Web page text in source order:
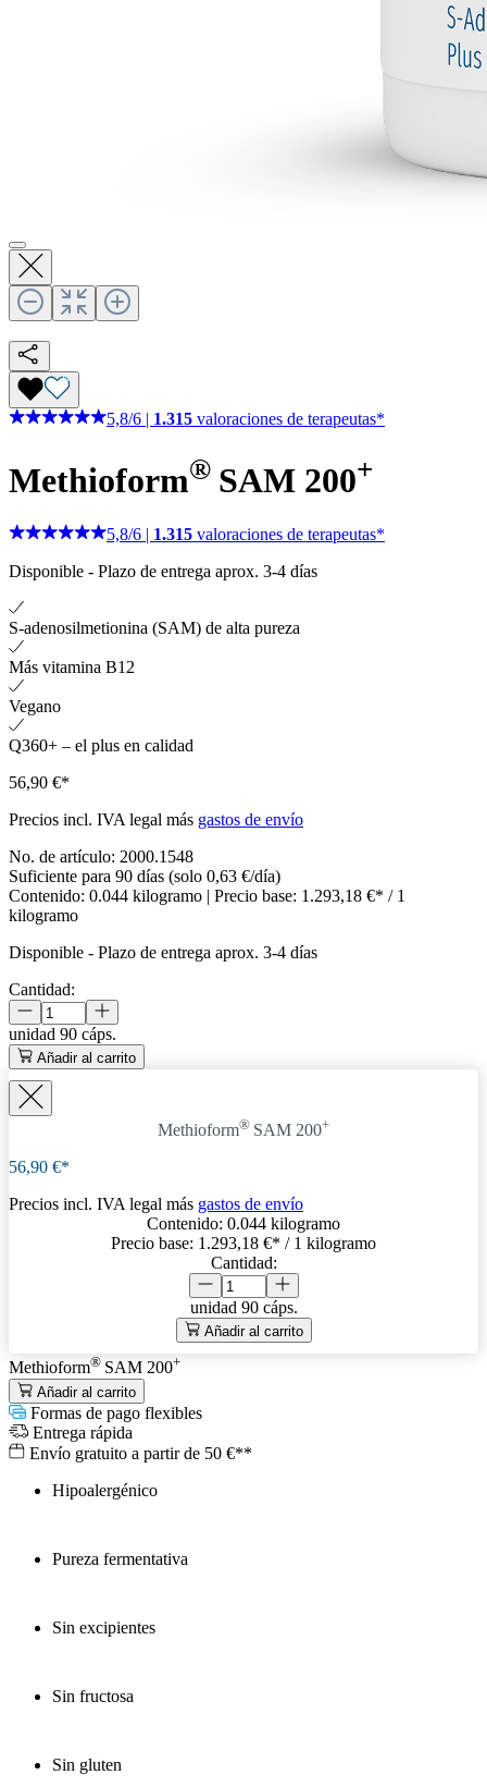
5,8/6 1.315 valoraciones de terapeutas*
Methioform® SAM 200+
5,8/6 | 1.315 valoraciones de terapeutas*
Disponible - Plazo de entrega aprox. 3-4 días
S-adenosilmetionina (SAM) de alta pureza
Más vitamina B12
Vegano
Q360+ – el plus en calidad
56,90 €*
Precios incl. IVA legal más gastos de envío
No. de artículo: 2000.1548
Suficiente para 90 días (solo 0,63 €/día)
Contenido: 0.044 kilogramo | Precio base: 1.293,18 €* / 1
kilogramo
Disponible - Plazo de entrega aprox. 3-4 días
Cantidad:
unidad 90 cáps.
Añadir al carrito
Methioform® SAM 200+
56,90 €*
Precios incl. IVA legal más gastos de envío
Contenido: 0.044 kilogramo
Precio base: 1.293,18 €* / 1 kilogramo
Cantidad:
unidad 90 cáps.
Añadir al carrito
Methioform® SAM 200+
Añadir al carrito
Formas de pago flexibles
Entrega rápida
Envío gratuito a partir de 50 €**
Hipoalergénico
Pureza fermentativa
Sin excipientes
Sin fructosa
Sin gluten